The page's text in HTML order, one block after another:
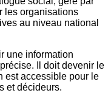
les organisations
au niveau national
une information
Il doit devenir le
est accessible pour le
et décideurs.